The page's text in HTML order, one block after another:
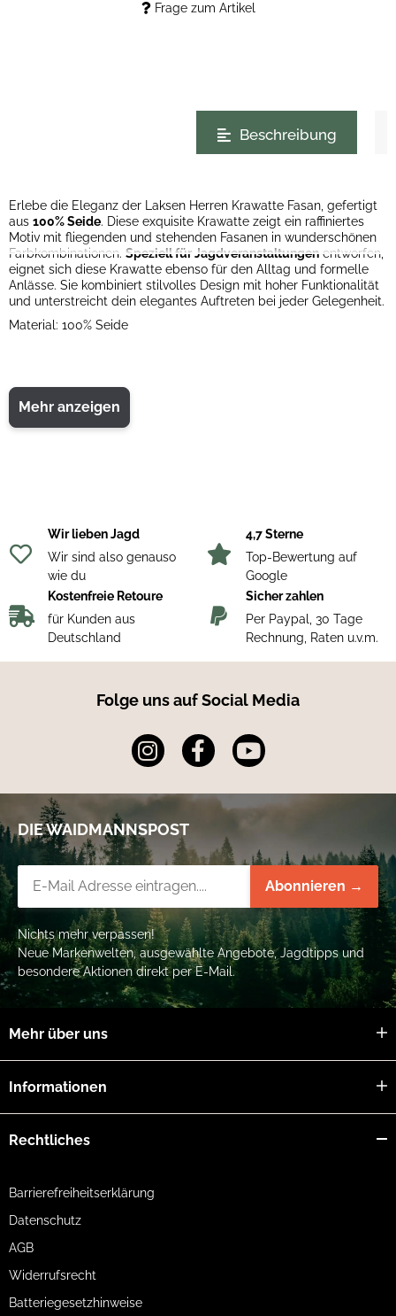
Frage zum Artikel
Beschreibung
Erlebe die Eleganz der Laksen Herren Krawatte Fasan, gefertigt
aus 100% Seide. Diese exquisite Krawatte zeigt ein raffiniertes
Motiv mit fliegenden und stehenden Fasanen in wunderschönen
Farbkombinationen. Speziell für Jagdveranstaltungen entworfen,
eignet sich diese Krawatte ebenso für den Alltag und formelle
Anlässe. Sie kombiniert stilvolles Design mit hoher Funktionalität
und unterstreicht dein elegantes Auftreten bei jeder Gelegenheit.
Material: 100% Seide
Mehr anzeigen
Wir lieben Jagd
Wir sind also genauso
wie du
4,7 Sterne
Top-Bewertung auf
Google
Kostenfreie Retoure
für Kunden aus
Deutschland
Sicher zahlen
Per Paypal, 30 Tage
Rechnung, Raten u.v.m.
Folge uns auf Social Media
DIE WAIDMANNSPOST
Abonnieren →
Nichts mehr verpassen!
Neue Markenwelten, ausgewählte Angebote, Jagdtipps und
besondere Aktionen direkt per E-Mail.
Mehr über uns
Informationen
Rechtliches
Barrierefreiheitserklärung
Datenschutz
AGB
Widerrufsrecht
Batteriegesetzhinweise